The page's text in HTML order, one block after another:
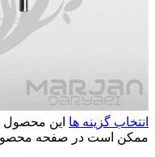
انتخاب گزینه ها این محصول
ممکن است در صفحه